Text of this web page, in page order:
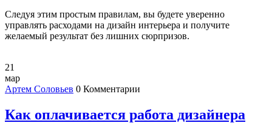
Следуя этим простым правилам, вы будете уверенно
управлять расходами на дизайн интерьера и получите
желаемый результат без лишних сюрпризов.
21
мар
Артем Соловьев 0 Комментарии
Как оплачивается работа дизайнера